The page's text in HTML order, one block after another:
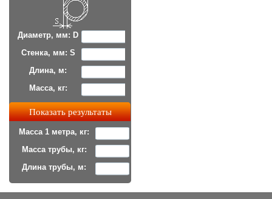
Диаметр, мм: D
Стенка, мм: S
Длина, м:
Масса, кг:
Масса 1 метра, кг:
Масса трубы, кг:
Длина трубы, м: